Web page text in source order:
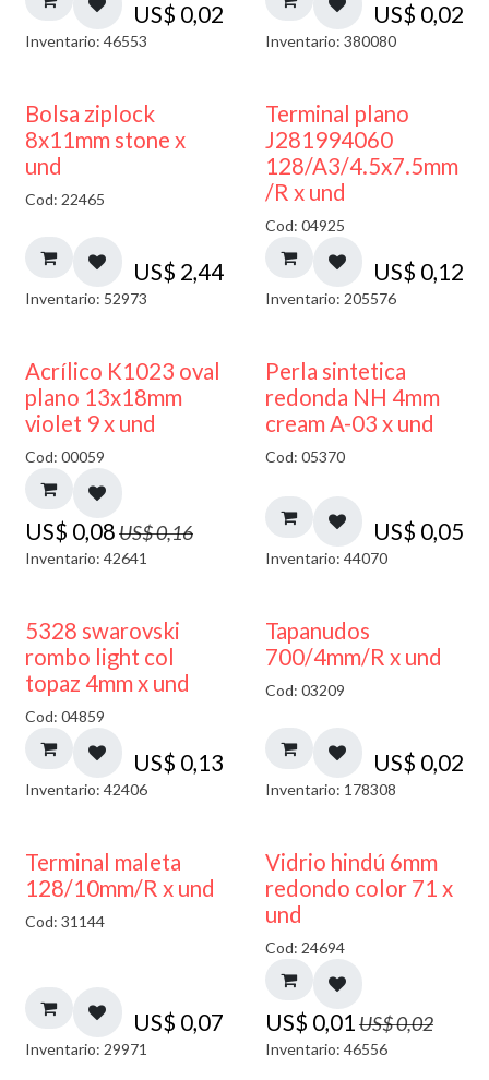
US$ 0,02
Inventario: 46553
US$ 0,02
Inventario: 380080
¡NUEVO!
Bolsa ziplock
8x11mm stone x
und
Cod: 22465
US$ 2,44
Inventario: 52973
Terminal plano
J281994060
128/A3/4.5x7.5mm
/R x und
Cod: 04925
US$ 0,12
Inventario: 205576
50% DESCUENTO
Acrílico K1023 oval
plano 13x18mm
violet 9 x und
Cod: 00059
US$ 0,08US$0,16
Inventario: 42641
Perla sintetica
redonda NH 4mm
cream A-03 x und
Cod: 05370
US$ 0,05
Inventario: 44070
5328 swarovski
rombo light col
topaz 4mm x und
Cod: 04859
US$ 0,13
Inventario: 42406
Tapanudos
700/4mm/R x und
Cod: 03209
US$ 0,02
Inventario: 178308
Terminal maleta
128/10mm/R x und
Cod: 31144
US$ 0,07
Inventario: 29971
40% DESCUENTO
Vidrio hindú 6mm
redondo color 71 x
und
Cod: 24694
US$ 0,01US$0,02
Inventario: 46556